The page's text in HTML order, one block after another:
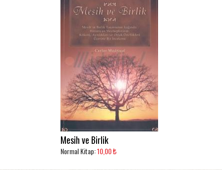
Mesih ve Birlik
Normal Kitap:10,00 ₺